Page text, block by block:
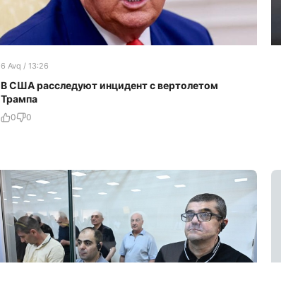
6 Avq / 13:26
В США расследуют инцидент с вертолетом
Трампа
0 0